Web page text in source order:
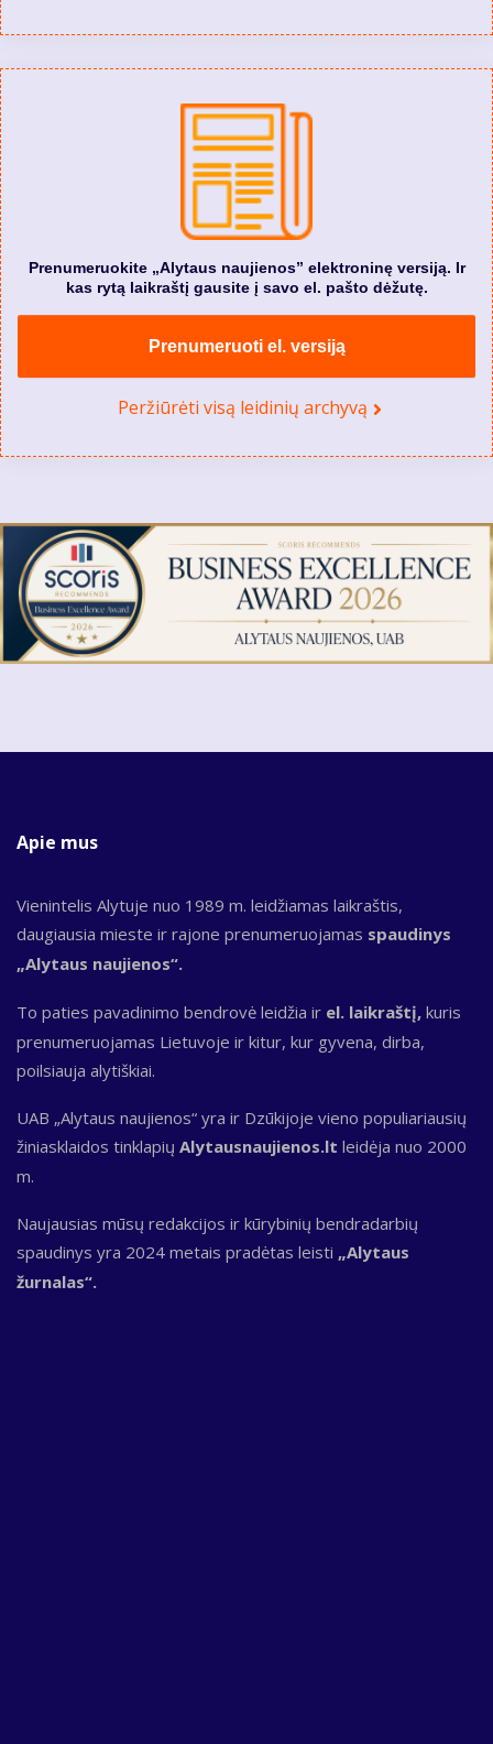
Prenumeruokite „Alytaus naujienos” elektroninę versiją. Ir
kas rytą laikraštį gausite į savo el. pašto dėžutę.
Prenumeruoti el. versiją
Peržiūrėti visą leidinių archyvą
Apie mus
Vienintelis Alytuje nuo 1989 m. leidžiamas laikraštis,
daugiausia mieste ir rajone prenumeruojamas spaudinys
„Alytaus naujienos“.
To paties pavadinimo bendrovė leidžia ir el. laikraštį, kuris
prenumeruojamas Lietuvoje ir kitur, kur gyvena, dirba,
poilsiauja alytiškiai.
UAB „Alytaus naujienos“ yra ir Dzūkijoje vieno populiariausių
žiniasklaidos tinklapių Alytausnaujienos.lt leidėja nuo 2000
m.
Naujausias mūsų redakcijos ir kūrybinių bendradarbių
spaudinys yra 2024 metais pradėtas leisti „Alytaus
žurnalas“.